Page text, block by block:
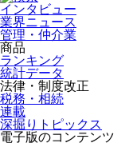
インタビュー
業界ニュース
管理・仲介業
商品
ランキング
統計データ
法律・制度改正
税務・相続
連載
深掘りトピックス
電子版のコンテンツ